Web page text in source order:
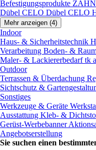
Befestigungsprodukte ZAHN
Dübel CELO Dübel CELO
Mehr anzeigen (4)
Indoor
Haus- & Sicherheitstechnik
Verarbeitung Boden- &
Maler- & Lackiererbedarftk
Outdoor
Terrassen & Überdachung
Sichtschutz &
Sonstiges
Werkzeuge & Geräte
Ausstattung Kleb- &
Gerüst-Werbebanner
Angebotserstellung
Sie suchen einen